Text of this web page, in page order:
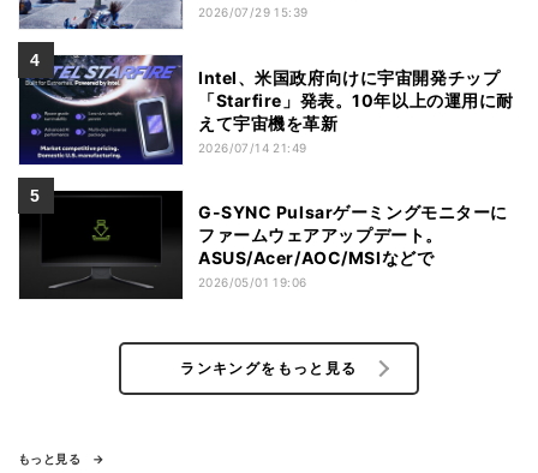
2026/07/29 15:39
Intel、米国政府向けに宇宙開発チップ
「Starfire」発表。10年以上の運用に耐
えて宇宙機を革新
2026/07/14 21:49
G-SYNC Pulsarゲーミングモニターに
ファームウェアアップデート。
ASUS/Acer/AOC/MSIなどで
2026/05/01 19:06
ランキングをもっと見る
もっと見る